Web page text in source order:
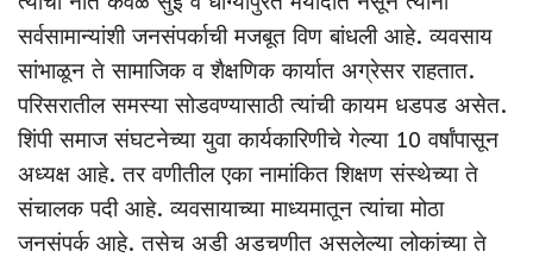
सर्वसामान्यांशी जनसंपर्काची मजबूत विण बांधली आहे. व्यवसाय
सांभाळून ते सामाजिक व शैक्षणिक कार्यात अग्रेसर राहतात.
परिसरातील समस्या सोडवण्यासाठी त्यांची कायम धडपड असेत.
शिंपी समाज संघटनेच्या युवा कार्यकारिणीचे गेल्या 10 वर्षांपासून
अध्यक्ष आहे. तर वणीतील एका नामांकित शिक्षण संस्थेच्या ते
संचालक पदी आहे. व्यवसायाच्या माध्यमातून त्यांचा मोठा
जनसंपर्क आहे. तसेच अडी अडचणीत असलेल्या लोकांच्या ते